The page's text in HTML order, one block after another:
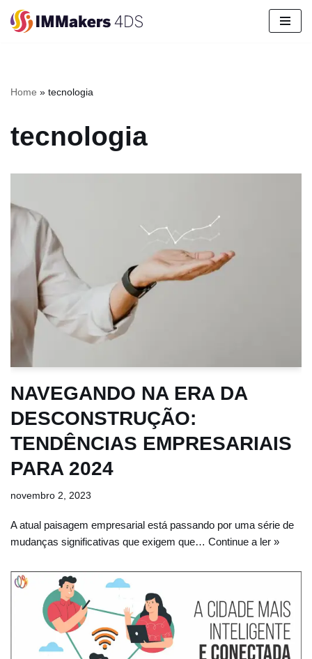
conteúdo
Home » tecnologia
tecnologia
NAVEGANDO NA ERA DA
DESCONSTRUÇÃO:
TENDÊNCIAS EMPRESARIAIS
PARA 2024
novembro 2, 2023
A atual paisagem empresarial está passando por uma série de
mudanças significativas que exigem que… Continue a ler »